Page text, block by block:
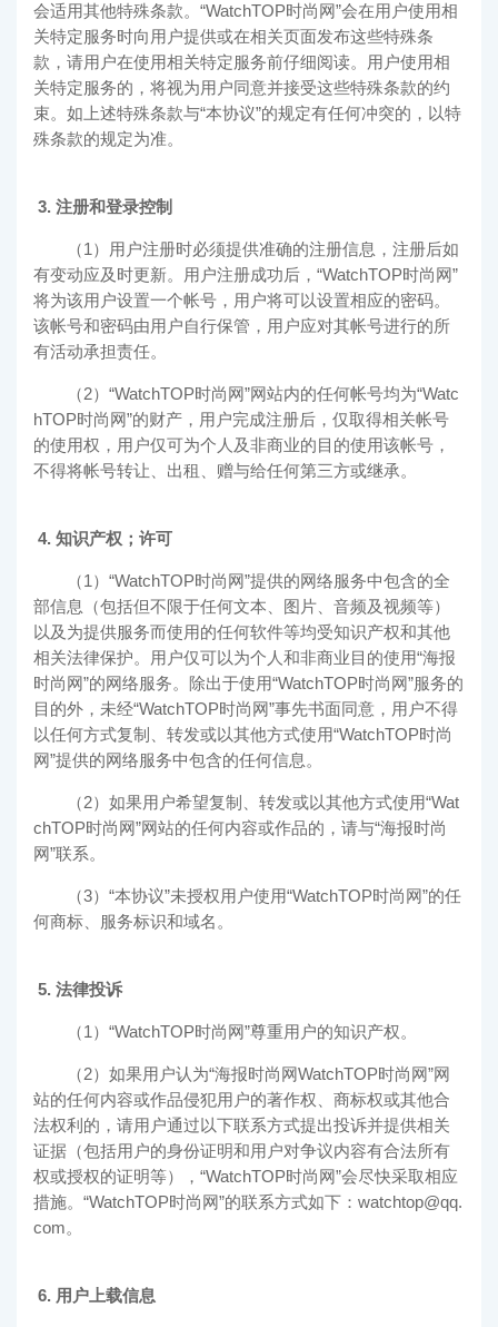
会适用其他特殊条款。“WatchTOP时尚网”会在用户使用相
关特定服务时向用户提供或在相关页面发布这些特殊条
款，请用户在使用相关特定服务前仔细阅读。用户使用相
关特定服务的，将视为用户同意并接受这些特殊条款的约
束。如上述特殊条款与“本协议”的规定有任何冲突的，以特
殊条款的规定为准。
3. 注册和登录控制
（1）用户注册时必须提供准确的注册信息，注册后如
有变动应及时更新。用户注册成功后，“WatchTOP时尚网”
将为该用户设置一个帐号，用户将可以设置相应的密码。
该帐号和密码由用户自行保管，用户应对其帐号进行的所
有活动承担责任。
（2）“WatchTOP时尚网”网站内的任何帐号均为“Watc
hTOP时尚网”的财产，用户完成注册后，仅取得相关帐号
的使用权，用户仅可为个人及非商业的目的使用该帐号，
不得将帐号转让、出租、赠与给任何第三方或继承。
4. 知识产权；许可
（1）“WatchTOP时尚网”提供的网络服务中包含的全
部信息（包括但不限于任何文本、图片、音频及视频等）
以及为提供服务而使用的任何软件等均受知识产权和其他
相关法律保护。用户仅可以为个人和非商业目的使用“海报
时尚网”的网络服务。除出于使用“WatchTOP时尚网”服务的
目的外，未经“WatchTOP时尚网”事先书面同意，用户不得
以任何方式复制、转发或以其他方式使用“WatchTOP时尚
网”提供的网络服务中包含的任何信息。
（2）如果用户希望复制、转发或以其他方式使用“Wat
chTOP时尚网”网站的任何内容或作品的，请与“海报时尚
网”联系。
（3）“本协议”未授权用户使用“WatchTOP时尚网”的任
何商标、服务标识和域名。
5. 法律投诉
（1）“WatchTOP时尚网”尊重用户的知识产权。
（2）如果用户认为“海报时尚网WatchTOP时尚网”网
站的任何内容或作品侵犯用户的著作权、商标权或其他合
法权利的，请用户通过以下联系方式提出投诉并提供相关
证据（包括用户的身份证明和用户对争议内容有合法所有
权或授权的证明等），“WatchTOP时尚网”会尽快采取相应
措施。“WatchTOP时尚网”的联系方式如下：watchtop@qq.
com。
6. 用户上载信息